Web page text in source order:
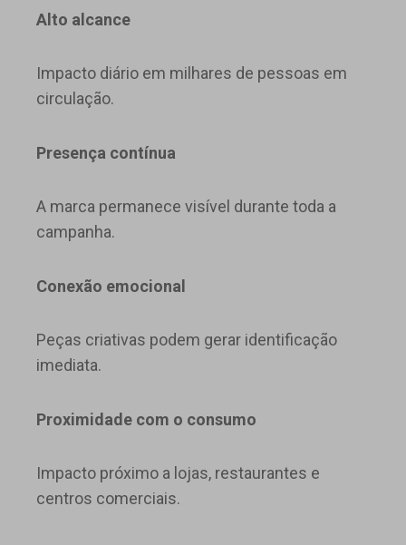
Alto alcance
Impacto diário em milhares de pessoas em
circulação.
Presença contínua
A marca permanece visível durante toda a
campanha.
Conexão emocional
Peças criativas podem gerar identificação
imediata.
Proximidade com o consumo
Impacto próximo a lojas, restaurantes e
centros comerciais.